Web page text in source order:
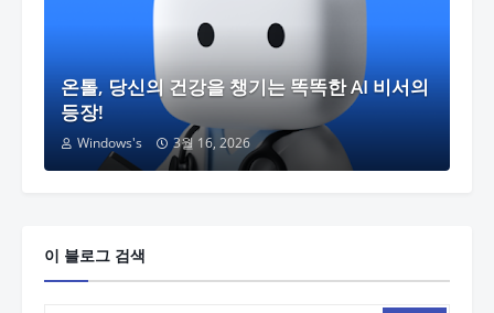
온톨, 당신의 건강을 챙기는 똑똑한 AI 비서의
등장!
Windows's 3월 16, 2026
이 블로그 검색